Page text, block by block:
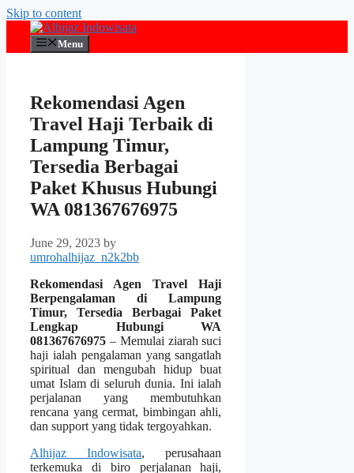
Skip to content
Menu
Rekomendasi Agen
Travel Haji Terbaik di
Lampung Timur,
Tersedia Berbagai
Paket Khusus Hubungi
WA 081367676975
June 29, 2023 by
umrohalhijaz_n2k2bb
Rekomendasi Agen Travel Haji
Berpengalaman di Lampung
Timur, Tersedia Berbagai Paket
Lengkap Hubungi WA
081367676975 – Memulai ziarah suci
haji ialah pengalaman yang sangatlah
spiritual dan mengubah hidup buat
umat Islam di seluruh dunia. Ini ialah
perjalanan yang membutuhkan
rencana yang cermat, bimbingan ahli,
dan support yang tidak tergoyahkan.
Alhijaz Indowisata, perusahaan
terkemuka di biro perjalanan haji,